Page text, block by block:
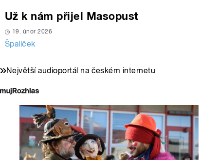
Už k nám přijel Masopust
19. únor 2026
Špalíček
Největší audioportál na českém internetu